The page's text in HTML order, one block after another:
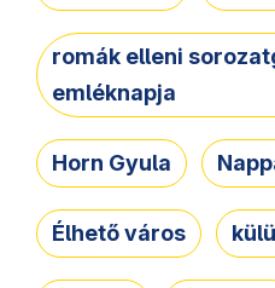
romák elleni
emléknapja
Horn Gyula
Élhető város